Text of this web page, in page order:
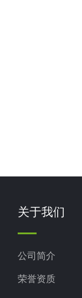
关于我们
公司简介
荣誉资质